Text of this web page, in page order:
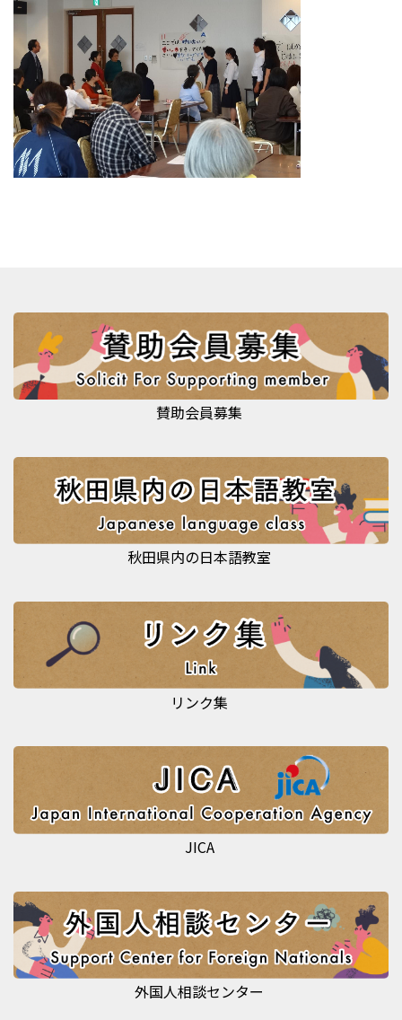
賛助会員募集
秋田県内の日本語教室
リンク集
JICA
外国人相談センター